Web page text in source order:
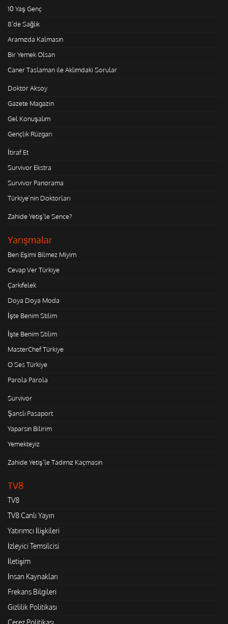
10 Yaş Genç
8'de Sağlık
Aramızda Kalmasın
Bir Yemek Olsan
Caner Taslaman ile Aklımdaki Sorular
Doktor Aksoy
Gazete Magazin
Gel Konuşalım
Gençlik Rüzgarı
İtiraf Et
Survivor Ekstra
Survivor Panorama
Türkiye'nin Doktorları
Zahide Yetiş'le Sence?
Yarışmalar
Ben Eşimi Bilmez Miyim
Cevap Ver Türkiye
Çarkıfelek
Doya Doya Moda
İşte Benim Stilim
İşte Benim Stilim
MasterChef Türkiye
O Ses Türkiye
Parola Parola
Survivor
Şanslı Pasaport
Yaparsın Bilirim
Yemekteyiz
Zahide Yetiş'le Tadımız Kaçmasın
TV8
TV8
TV8 Canlı Yayın
Yatırımcı İlişkileri
İzleyici Temsilcisi
İletişim
İnsan Kaynakları
Frekans Bilgileri
Gizlilik Politikası
Çerez Politikası